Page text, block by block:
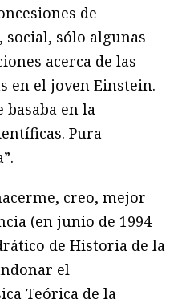
de
sólo algunas
acerca de las
en el joven Einstein.
en la
Pura
creo, mejor
(en junio de 1994
de Historia de la
el
Teórica de la